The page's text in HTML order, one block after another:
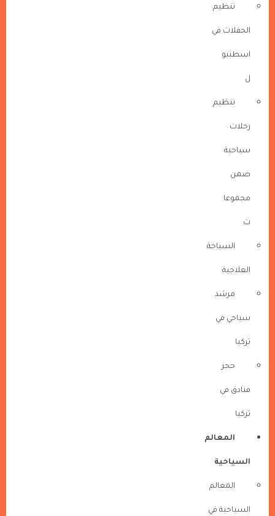
تنظيم
الحفلات في
اسطنبو
ل
تنظيم
رحلات
سياحية
ضمن
مجموعا
ت
السياحة
العلاجية
مرشد
سياحي في
تركيا
حجز
فنادق في
تركيا
المعالم
السياحية
المعالم
السياحية في